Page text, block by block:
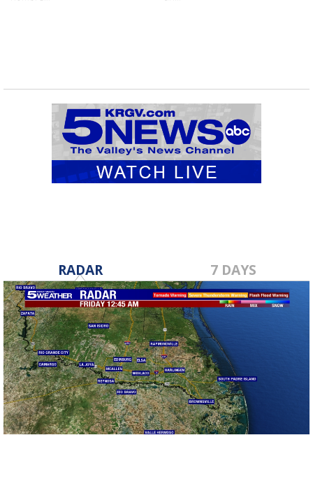
RADAR 7 DAYS